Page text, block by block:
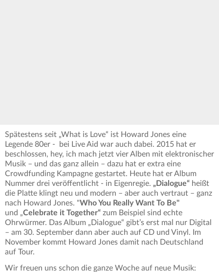
Spätestens seit „What is Love“ ist Howard Jones eine
Legende 80er - bei Live Aid war auch dabei. 2015 hat er
beschlossen, hey, ich mach jetzt vier Alben mit elektronischer
Musik – und das ganz allein – dazu hat er extra eine
Crowdfunding Kampagne gestartet. Heute hat er Album
Nummer drei veröffentlicht - in Eigenregie. „Dialogue“ heißt
die Platte klingt neu und modern – aber auch vertraut – ganz
nach Howard Jones. "Who You Really Want To Be"
und „Celebrate it Together“ zum Beispiel sind echte
Ohrwürmer. Das Album „Dialogue“ gibt’s erst mal nur Digital
– am 30. September dann aber auch auf CD und Vinyl. Im
November kommt Howard Jones damit nach Deutschland
auf Tour.
Wir freuen uns schon die ganze Woche auf neue Musik: